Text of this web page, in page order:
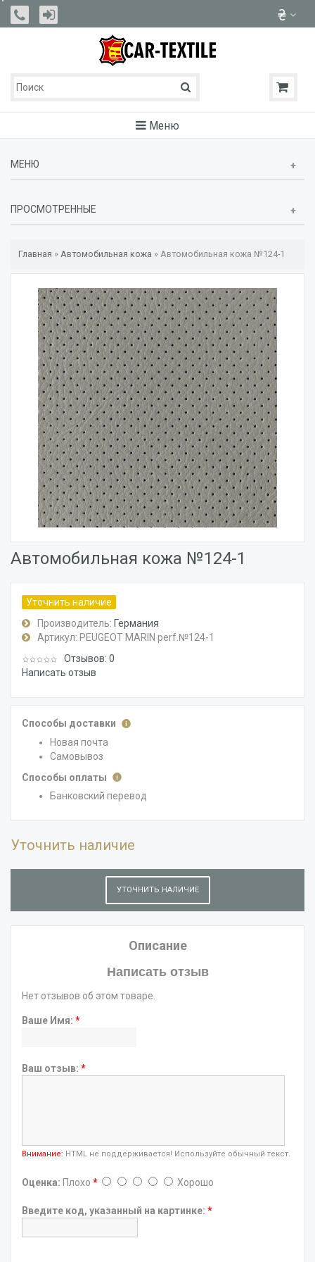
Меню
МЕНЮ
ПРОСМОТРЕННЫЕ
Главная » Автомобильная кожа » Автомобильная кожа №124-1
Автомобильная кожа №124-1
Уточнить наличие
Производитель: Германия
Артикул: PEUGEOT MARIN perf.№124-1
Отзывов: 0
Написать отзыв
Способы доставки
Новая почта
Самовывоз
Способы оплаты
Банковский перевод
Уточнить наличие
УТОЧНИТЬ НАЛИЧИЕ
Описание
Написать отзыв
Нет отзывов об этом товаре.
Ваше Имя: *
Ваш отзыв: *
Внимание: HTML не поддерживается! Используйте обычный текст.
Оценка: Плохо * Хорошо
Введите код, указанный на картинке: *